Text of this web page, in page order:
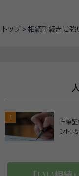
トップ 相続手続きに
1
自筆
ント、